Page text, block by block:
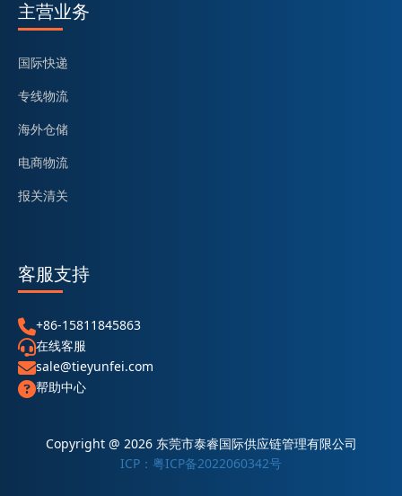
主营业务
国际快递
专线物流
海外仓储
电商物流
报关清关
客服支持
+86-15811845863
在线客服
sale@tieyunfei.com
帮助中心
Copyright @ 2026 东莞市泰睿国际供应链管理有限公司
ICP：粤ICP备2022060342号